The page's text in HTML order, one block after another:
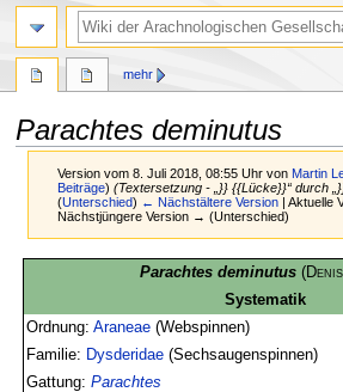
Parachtes deminutus
Version vom 8. Juli 2018, 08:55 Uhr vonMartin
Beiträge) (Textersetzung - „}} {{Lücke}}“ durch
(Unterschied) ← Nächstältere Version | Aktuelle
Nächstjüngere Version → (Unterschied)
springen
springen
Parachtes deminutus (Denis
Systematik
Ordnung:Araneae (Webspinnen)
Familie: Dysderidae (Sechsaugenspinnen)
Gattung:Parachtes
mehr